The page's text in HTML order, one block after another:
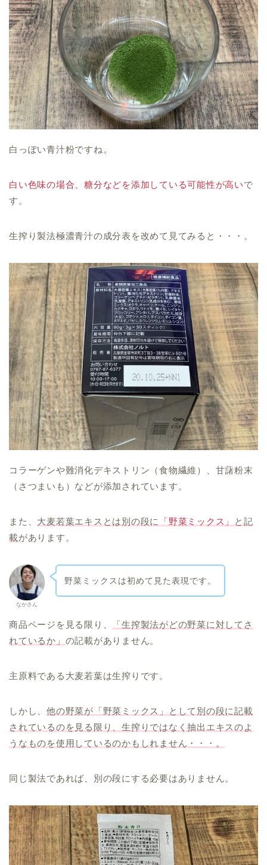
白っぽい青汁粉ですね。
白い色味の場合、糖分などを添加している可能性が高いで
す。
生搾り製法極濃青汁の成分表を改めて見てみると・・・。
コラーゲンや難消化デキストリン（食物繊維）、甘藷粉末
（さつまいも）などが添加されています。
また、 大麦若葉エキスとは別の段に 「野菜ミックス」
と記
載があります。
なかさん
野菜ミックスは初めて見た表現です。
商品ページを見る限り、
「生搾製法がどの野菜に対してさ
れているか」 の記載がありません。
主原料である大麦若葉は生搾りです。
しかし、他の野菜が「野菜ミックス」として別の段に記載
されているのを見る限り、生搾りではなく抽出エキスのよ
うなものを使用しているのかもしれません・・・。
同じ製法であれば、別の段にする必要はありません。